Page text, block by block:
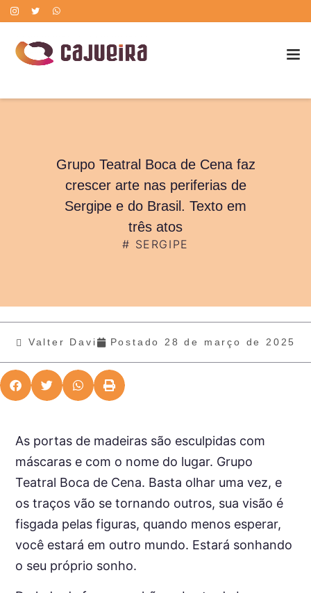
Grupo Teatral Boca de Cena faz
crescer arte nas periferias de
Sergipe e do Brasil. Texto em
três atos
# SERGIPE
Valter Davi Postado 28 de março de 2025
As portas de madeiras são esculpidas com
máscaras e com o nome do lugar. Grupo
Teatral Boca de Cena. Basta olhar uma vez, e
os traços vão se tornando outros, sua visão é
fisgada pelas figuras, quando menos esperar,
você estará em outro mundo. Estará sonhando
o seu próprio sonho.